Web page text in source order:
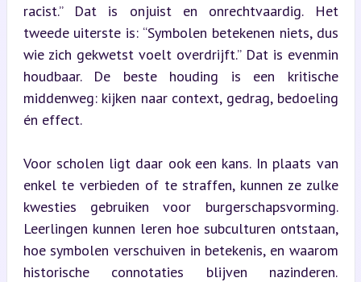
racist.” Dat is onjuist en onrechtvaardig. Het
tweede uiterste is: “Symbolen betekenen niets, dus
wie zich gekwetst voelt overdrijft.” Dat is evenmin
houdbaar. De beste houding is een kritische
middenweg: kijken naar context, gedrag, bedoeling
én effect.
Voor scholen ligt daar ook een kans. In plaats van
enkel te verbieden of te straffen, kunnen ze zulke
kwesties gebruiken voor burgerschapsvorming.
Leerlingen kunnen leren hoe subculturen ontstaan,
hoe symbolen verschuiven in betekenis, en waarom
historische connotaties blijven nazinderen.